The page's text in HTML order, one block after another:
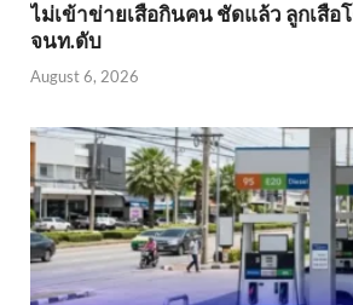
ไม่เข้าข่าย​เสือกินคน ชัดแล้ว ลูกเสือ
จนท.ดับ
August 6, 2026